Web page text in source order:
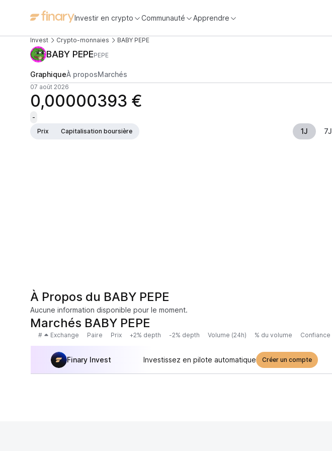
Investir en crypto Communauté Apprendre
Invest Crypto-monnaies BABY PEPE
BABY PEPEPEPE
GraphiqueÀ proposMarchés
07 août 2026
0,00000393 €
-
Prix
Capitalisation boursière 1J 7J
À Propos du BABY PEPE
Aucune information disponible pour le moment.
Marchés BABY PEPE
# Exchange Paire Prix +2% depth -2% depth Volume (24h) % du volume Confiance
Finary Invest Investissez en pilote automatique Créer un compte